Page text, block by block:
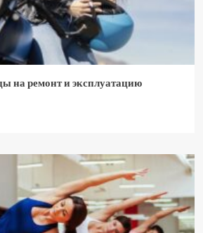
на ремонт и эксплуатацию